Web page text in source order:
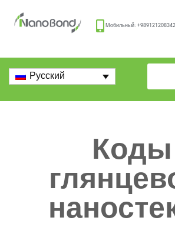
Мобильный: +989121208342
Русский
Коды